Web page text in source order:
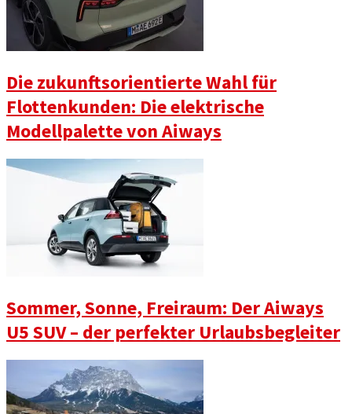
Die zukunftsorientierte Wahl für
Flottenkunden: Die elektrische
Modellpalette von Aiways
Sommer, Sonne, Freiraum: Der Aiways
U5 SUV – der perfekter Urlaubsbegleiter